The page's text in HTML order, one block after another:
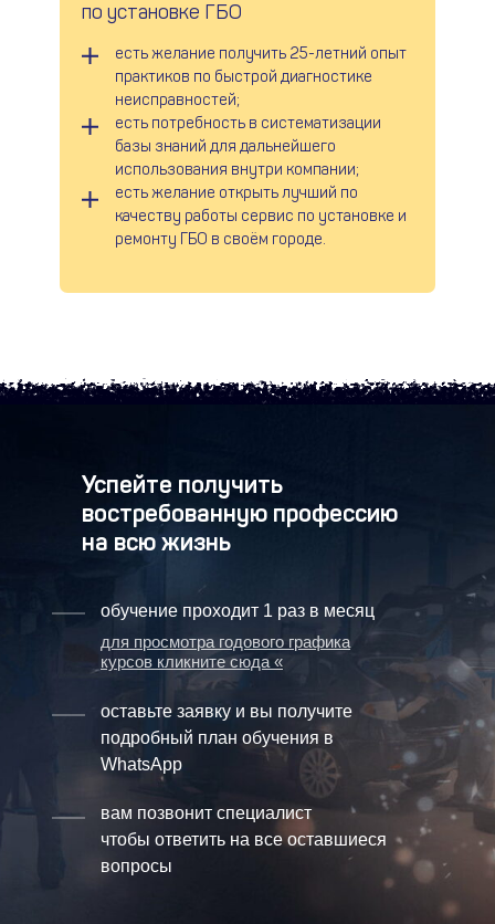
по установке ГБО
есть желание получить 25-летний опыт
практиков по быстрой диагностике
неисправностей;
есть потребность в систематизации
базы знаний для дальнейшего
использования внутри компании;
есть желание открыть лучший по
качеству работы сервис по установке и
ремонту ГБО в своём городе.
обучение проходит 1 раз в месяц
оставьте заявку и вы получите
подробный план обучения в
WhatsApp
вам позвонит специалист
чтобы ответить на все оставшиеся
вопросы
Успейте получить
востребованную профессию
на всю жизнь
для просмотра годового графика
курсов кликните сюда «